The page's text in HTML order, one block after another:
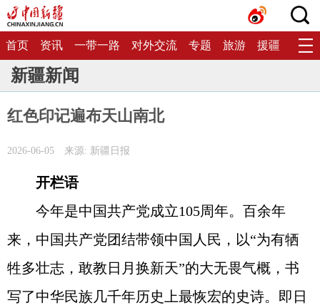
首页 资讯 一带一路 对外交流 专题 旅游 援疆 生态
新疆新闻
红色印记遍布天山南北
2026-06-05 来源: 新疆日报
开栏语
今年是中国共产党成立105周年。百余年
来，中国共产党团结带领中国人民，以“为有牺
牲多壮志，敢教日月换新天”的大无畏气概，书
写了中华民族几千年历史上最恢宏的史诗。即日